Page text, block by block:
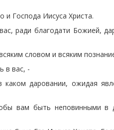
и Господа Иисуса Христа.
ради благодати Божией,
словом и всяким
в вас, -
даровании, ожидая
вам быть неповинными в